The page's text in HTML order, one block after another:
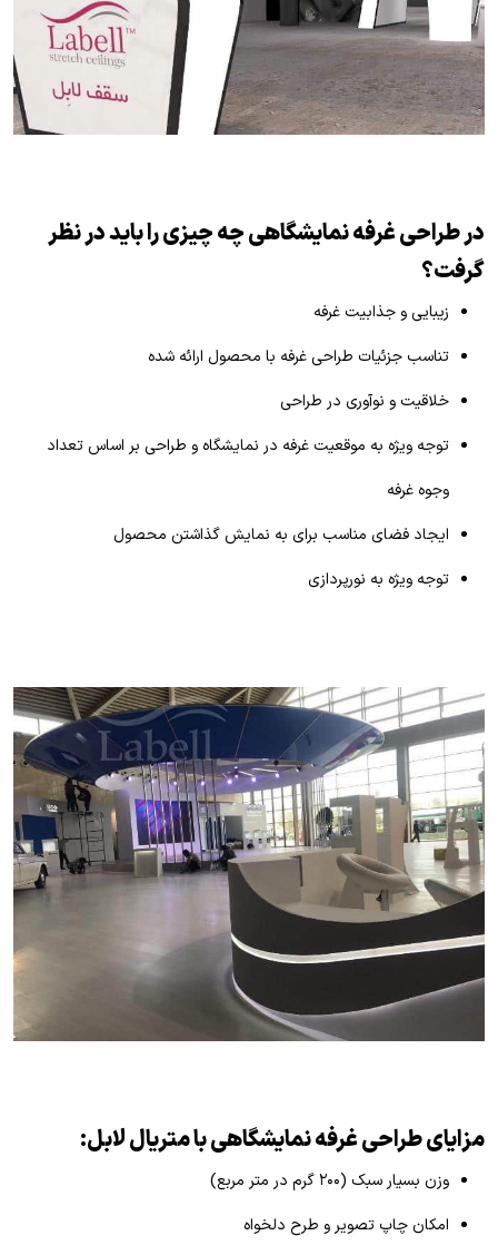
در طراحی غرفه نمایشگاهی چه چیزی را باید در نظر
گرفت؟
زیبایی و جذابیت غرفه
تناسب جزئیات طراحی غرفه با محصول ارائه شده
خلاقیت و نوآوری در طراحی
توجه ویژه به موقعیت غرفه در نمایشگاه و طراحی بر اساس تعداد
وجوه غرفه
ایجاد فضای مناسب برای به نمایش گذاشتن محصول
توجه ویژه به نورپردازی
مزایای طراحی غرفه نمایشگاهی با متریال لابل:
وزن بسیار سبک (۲۰۰ گرم در متر مربع)
امکان چاپ تصویر و طرح دلخواه